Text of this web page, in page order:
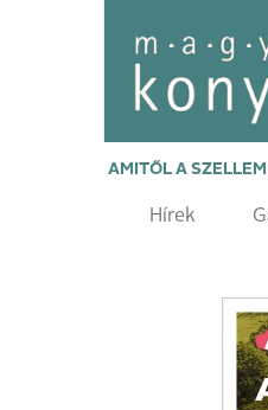
AMITŐL A
Hírek